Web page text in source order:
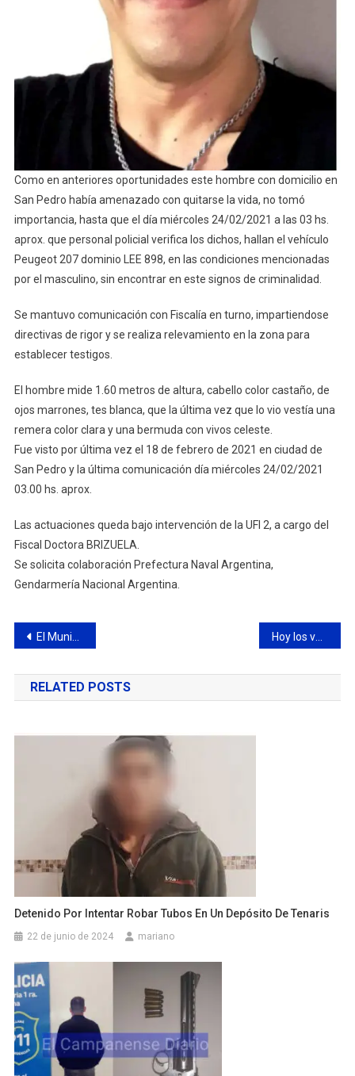
Como en anteriores oportunidades este hombre con domicilio en
San Pedro había amenazado con quitarse la vida, no tomó
importancia, hasta que el día miércoles 24/02/2021 a las 03 hs.
aprox. que personal policial verifica los dichos, hallan el vehículo
Peugeot 207 dominio LEE 898, en las condiciones mencionadas
por el masculino, sin encontrar en este signos de criminalidad.
Se mantuvo comunicación con Fiscalía en turno, impartiendose
directivas de rigor y se realiza relevamiento en la zona para
establecer testigos.
El hombre mide 1.60 metros de altura, cabello color castaño, de
ojos marrones, tes blanca, que la última vez que lo vio vestía una
remera color clara y una bermuda con vivos celeste.
Fue visto por última vez el 18 de febrero de 2021 en ciudad de
San Pedro y la última comunicación día miércoles 24/02/2021
03.00 hs. aprox.
Las actuaciones queda bajo intervención de la UFI 2, a cargo del
Fiscal Doctora BRIZUELA.
Se solicita colaboración Prefectura Naval Argentina,
Gendarmería Nacional Argentina.
Navegación
de
entradas
El Municipio impulsa iniciativas para la inserción laboral juvenil en la isla
RELATED POSTS
Detenido Por Intentar Robar Tubos En Un Depósito De Tenaris
22 de junio de 2024 mariano